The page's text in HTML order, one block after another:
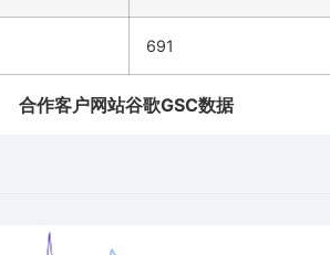
691
合作客户网站谷歌GSC数据